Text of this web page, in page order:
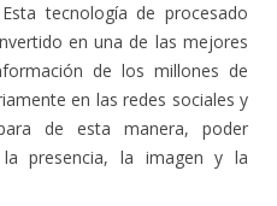
tecnología de procesado
en una de las mejores
de los millones de
en las redes sociales y
de esta manera, poder
presencia, la imagen y la